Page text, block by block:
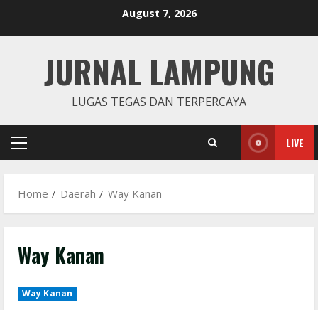
August 7, 2026
JURNAL LAMPUNG
LUGAS TEGAS DAN TERPERCAYA
Primary
LIVE
Home Daerah Way Kanan
Way Kanan
Way Kanan